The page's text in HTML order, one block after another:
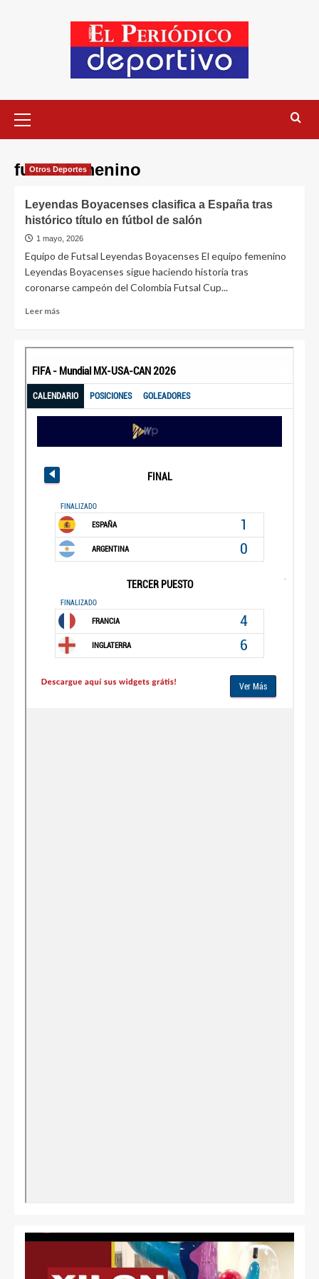
futsal femenino
Otros Deportes
Leyendas Boyacenses clasifica a España tras
histórico título en fútbol de salón
1 mayo, 2026
Equipo de Futsal Leyendas Boyacenses El equipo femenino
Leyendas Boyacenses sigue haciendo historia tras
coronarse campeón del Colombia Futsal Cup...
Leer más